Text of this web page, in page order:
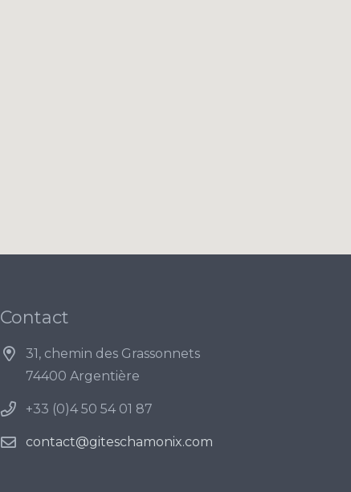
Contact
31, chemin des Grassonnets
74400 Argentière
+33 (0)4 50 54 01 87
contact@giteschamonix.com